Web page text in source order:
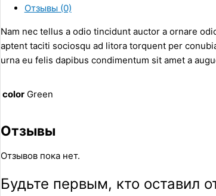
Отзывы (0)
Nam nec tellus a odio tincidunt auctor a ornare
aptent taciti sociosqu ad litora torquent per
urna eu felis dapibus condimentum sit amet a
color Green
Отзывы
Отзывов пока нет.
Будьте первым, кто оставил